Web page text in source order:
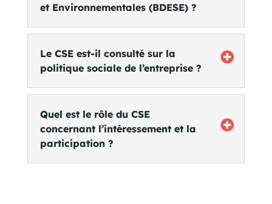
et Environnementales (BDESE) ?
Le CSE est-il consulté sur la
politique sociale de l’entreprise ?
Quel est le rôle du CSE
concernant l’intéressement et la
participation ?